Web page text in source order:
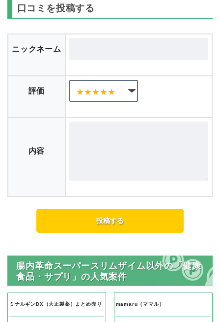
口コミを投稿する
ニックネーム
評価
内容
腸内革命スーパースリムザイム以外の「健康
食品・サプリ」の人気案件
ミナルギンDX（大正製薬）まとめ売り mamaru（ママル）